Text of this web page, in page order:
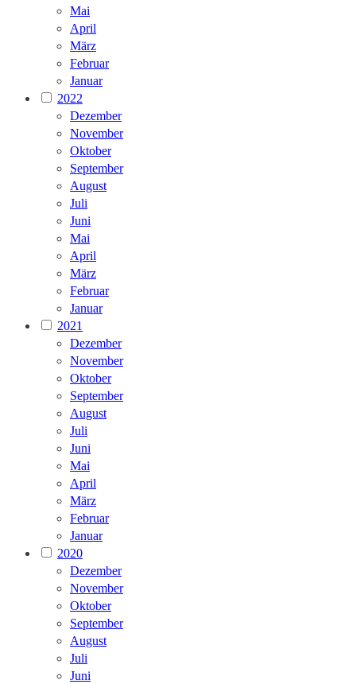
Mai
April
März
Februar
Januar
2022
Dezember
November
Oktober
September
August
Juli
Juni
Mai
April
März
Februar
Januar
2021
Dezember
November
Oktober
September
August
Juli
Juni
Mai
April
März
Februar
Januar
2020
Dezember
November
Oktober
September
August
Juli
Juni